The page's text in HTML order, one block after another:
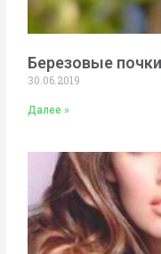
Березовые
30.06.2019
Далее »